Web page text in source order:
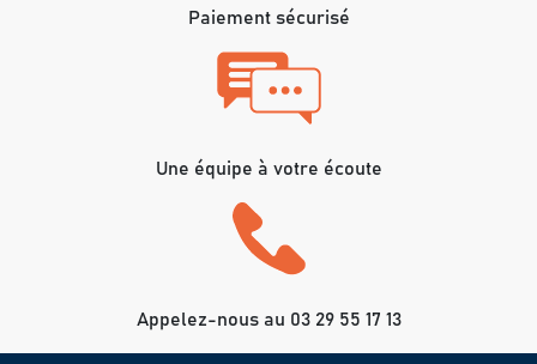
Paiement sécurisé
Une équipe à votre écoute
Appelez-nous au 03 29 55 17 13